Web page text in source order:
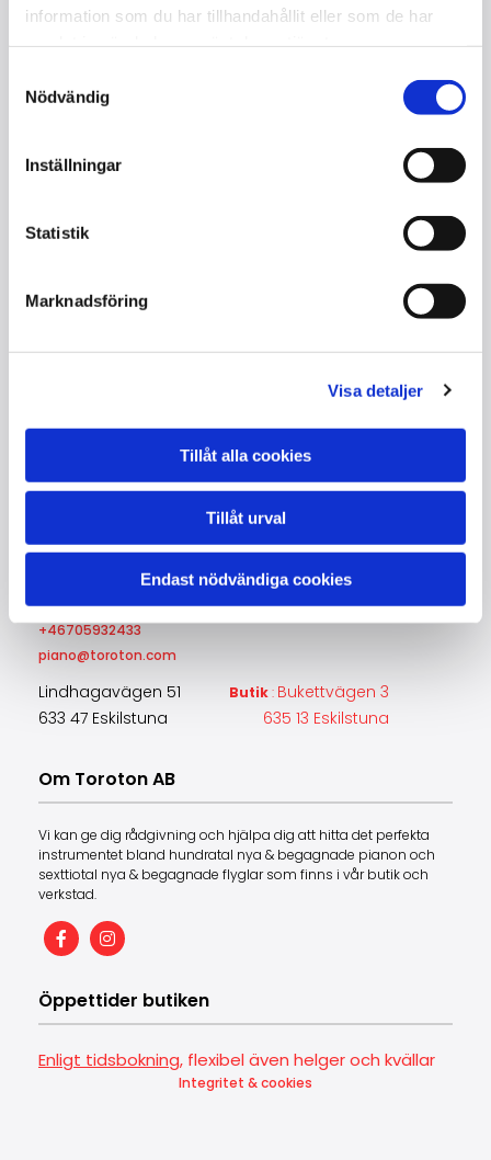
information som du har tillhandahållit eller som de har
Nödvändig
Inställningar
Statistik
Marknadsföring
Visa detaljer
Tillåt alla cookies
Tillåt urval
Endast nödvändiga cookies
Kontakta oss
Storlek : 210 cm
Tangenter : 88
Pedaler : 2
stämnaglar
Grundad : 1845 Dresden -
Kontakta oss
Lajos Toró
+46705932433
piano@toroton.com
Lindhagavägen 51 Butik: Bukettvägen 3
633 47 Eskilstuna
635 13 Eskilstuna
Om Toroton AB
Vi kan ge dig rådgivning och hjälpa dig att hitta det perfekta
instrumentet bland hundratal nya & begagnade pianon och
sexttiotal nya & begagnade flyglar som finns i vår butik och
verkstad.
Öppettider butiken
Enligt tidsbokning, flexibel även helger och kvällar
Integritet & cookies